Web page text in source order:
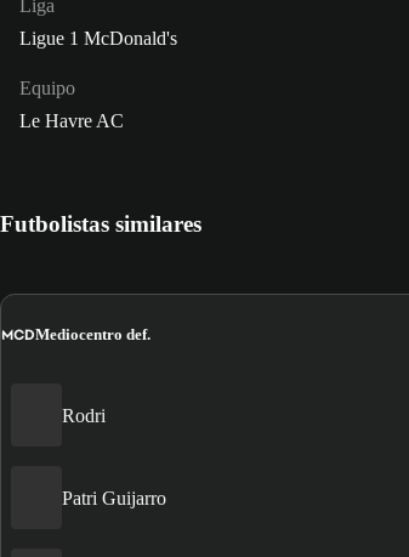
Liga
Ligue 1 McDonald's
Equipo
Le Havre AC
Futbolistas similares
MCDMediocentro def.
Rodri
Patri Guijarro